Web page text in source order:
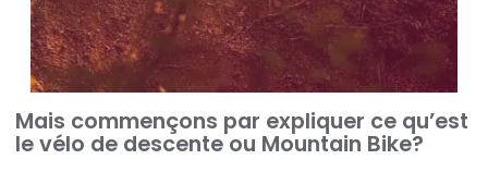
Mais commençons par expliquer ce qu’est
le vélo de descente ou Mountain Bike?